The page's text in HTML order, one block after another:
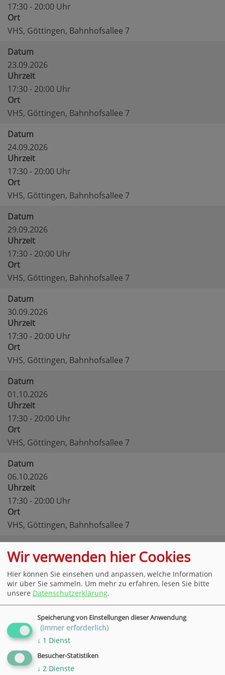
17:30 - 20:00 Uhr
Ort
VHS, Göttingen, Bahnhofsallee 7
Datum
23.09.2026
Uhrzeit
17:30 - 20:00 Uhr
Ort
VHS, Göttingen, Bahnhofsallee 7
Datum
24.09.2026
Uhrzeit
17:30 - 20:00 Uhr
Ort
VHS, Göttingen, Bahnhofsallee 7
Datum
29.09.2026
Uhrzeit
17:30 - 20:00 Uhr
Ort
VHS, Göttingen, Bahnhofsallee 7
Datum
30.09.2026
Uhrzeit
17:30 - 20:00 Uhr
Ort
VHS, Göttingen, Bahnhofsallee 7
Datum
01.10.2026
Uhrzeit
17:30 - 20:00 Uhr
Ort
VHS, Göttingen, Bahnhofsallee 7
Datum
06.10.2026
Uhrzeit
17:30 - 20:00 Uhr
Ort
VHS, Göttingen, Bahnhofsallee 7
Datum
07.10.2026
Uhrzeit
17:30 - 20:00 Uhr
Ort
VHS, Göttingen, Bahnhofsallee 7
Datum
08.10.2026
Uhrzeit
17:30 - 20:00 Uhr
Wir verwenden hier Cookies
Hier können Sie einsehen und anpassen, welche Information
wir über Sie sammeln. Um mehr zu erfahren, lesen Sie bitte
unsere Datenschutzerklärung.
Speicherung von Einstellungen dieser Anwendung
(immer erforderlich)
↓ 1 Dienst
Besucher-Statistiken
↓ 2 Dienste